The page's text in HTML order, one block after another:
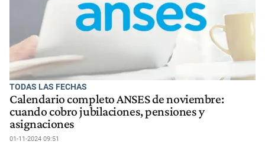
TODAS LAS FECHAS
Calendario completo ANSES de noviembre:
cuando cobro jubilaciones, pensiones y
asignaciones
01-11-2024 09:51